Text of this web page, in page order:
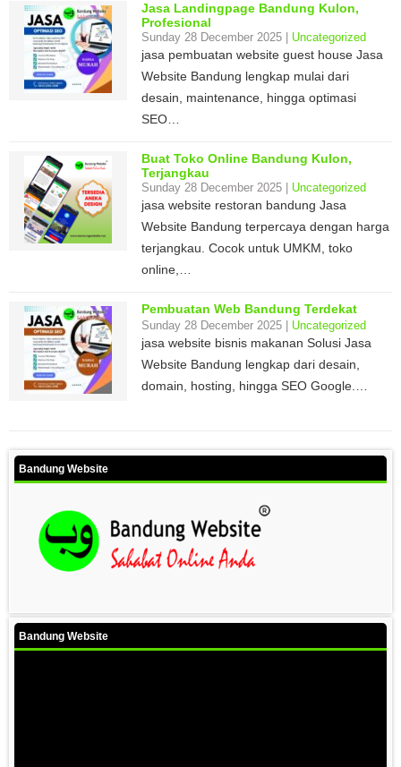
Jasa Landingpage Bandung Kulon,
Profesional
Sunday 28 December 2025 | Uncategorized
jasa pembuatan website guest house Jasa
Website Bandung lengkap mulai dari
desain, maintenance, hingga optimasi
SEO…
Buat Toko Online Bandung Kulon,
Terjangkau
Sunday 28 December 2025 | Uncategorized
jasa website restoran bandung Jasa
Website Bandung terpercaya dengan harga
terjangkau. Cocok untuk UMKM, toko
online,…
Pembuatan Web Bandung Terdekat
Sunday 28 December 2025 | Uncategorized
jasa website bisnis makanan Solusi Jasa
Website Bandung lengkap dari desain,
domain, hosting, hingga SEO Google.…
Bandung Website
Bandung Website